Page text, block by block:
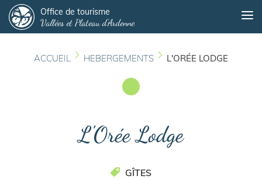
au
contenu
principal
Office de tourisme
Vallées et Plateau d'Ardenne
ACCUEIL HEBERGEMENTS L'ORÉE LODGE
L'Orée Lodge
GÎTES
Panneau de gestion des cookies